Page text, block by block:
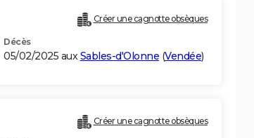
Créer une cagnotte obsèques
Décès
05/02/2025 auxSables-d'Olonne (Vendée)
Créer une cagnotte obsèques